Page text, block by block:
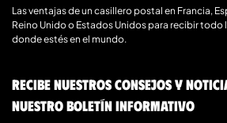
Las ventajas de un casillero postal en Francia,
Reino Unido o Estados Unidos para recibir todo
donde estés en el mundo.
Recibe nuestros consejos y
nuestro boletín informativo